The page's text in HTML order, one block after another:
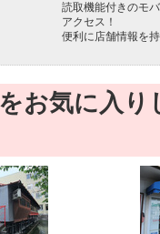
読取機能付きのモ
アクセス！
便利に店舗情報を
お気に入